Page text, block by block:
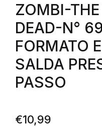
ZOMBI-
DEAD-N°
FORMATO
SALDA
PASSO
€10,99